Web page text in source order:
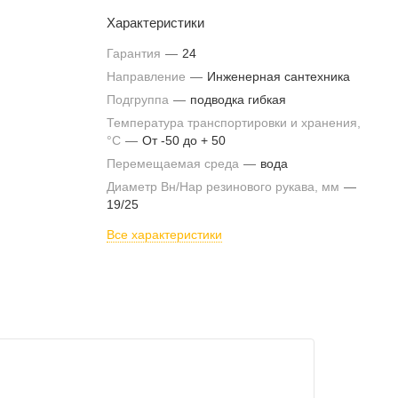
Характеристики
Гарантия — 24
Направление — Инженерная сантехника
Подгруппа — подводка гибкая
Температура транспортировки и хранения,
°С — От -50 до + 50
Перемещаемая среда — вода
Диаметр Вн/Нар резинового рукава, мм —
19/25
Все характеристики